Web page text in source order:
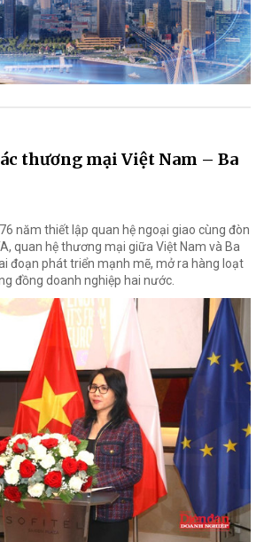
thương mại Việt Nam – Ba
năm thiết lập quan hệ ngoại giao cùng đòn
quan hệ thương mại giữa Việt Nam và Ba
đoạn phát triển mạnh mẽ, mở ra hàng loạt
đồng doanh nghiệp hai nước.